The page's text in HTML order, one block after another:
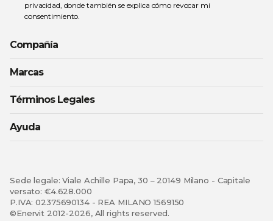
privacidad, donde también se explica cómo revocar mi
consentimiento.
Compañía
Marcas
Términos Legales
Ayuda
Sede legale: Viale Achille Papa, 30 – 20149 Milano - Capitale
versato: €4.628.000
P.IVA: 02375690134 - REA MILANO 1569150
©Enervit 2012-2026, All rights reserved.